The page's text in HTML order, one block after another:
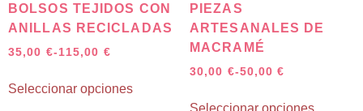
BOLSOS TEJIDOS CON
ANILLAS RECICLADAS
35,00 €- 115,00 €
Seleccionar opciones
PIEZAS
ARTESANALES DE
MACRAMÉ
30,00 €-50,00€